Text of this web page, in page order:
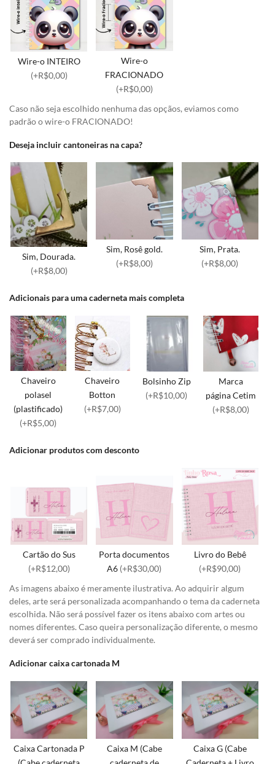
Wire-o INTEIRO
(+R$0,00)
Wire-o
FRACIONADO
(+R$0,00)
Caso não seja escolhido nenhuma das opçãos, eviamos como
padrão o wire-o FRACIONADO!
Deseja incluir cantoneiras na capa?
Sim, Dourada.
(+R$8,00)
Sim, Rosê gold.
(+R$8,00)
Sim, Prata.
(+R$8,00)
Adicionais para uma caderneta mais completa
Chaveiro
polasel
(plastificado)
(+R$5,00)
Chaveiro
Botton
(+R$7,00)
Bolsinho Zip
(+R$10,00)
Marca
página Cetim
(+R$8,00)
Adicionar produtos com desconto
Cartão do Sus
(+R$12,00)
Porta documentos
A6 (+R$30,00)
Livro do Bebê
(+R$90,00)
As imagens abaixo é meramente ilustrativa. Ao adquirir algum
deles, arte será personalizada acompanhando o tema da caderneta
escolhida. Não será possível fazer os itens abaixo com artes ou
nomes diferentes. Caso queira personalização diferente, o mesmo
deverá ser comprado individualmente.
Adicionar caixa cartonada M
Caixa Cartonada P
Caixa M (Cabe
Caixa G (Cabe